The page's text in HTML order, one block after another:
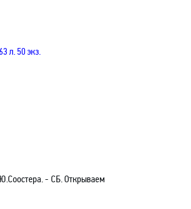
л. 50 экз.
- СБ.Открываем